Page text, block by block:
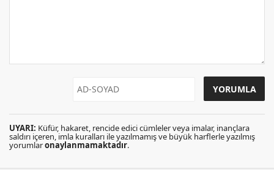
UYARI: Küfür, hakaret, rencide edici cümleler veya imalar, inançlara
saldırı içeren, imla kuralları ile yazılmamış ve büyük harflerle yazılmış
yorumlaronaylanmamaktadır.